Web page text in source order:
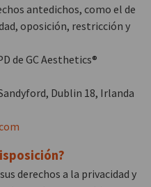
antedichos, como el de
oposición, restricción y
de GC Aesthetics®
Dublin 18, Irlanda
derechos a la privacidad y